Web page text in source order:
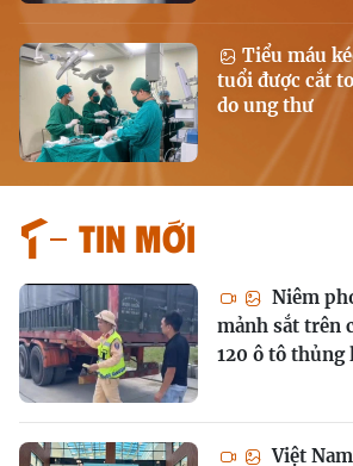
Tiểu máu
tuổi được cắt
do ung thư
Tin mới
Niêm
mảnh sắt trên
120 ô tô thủng
Việt